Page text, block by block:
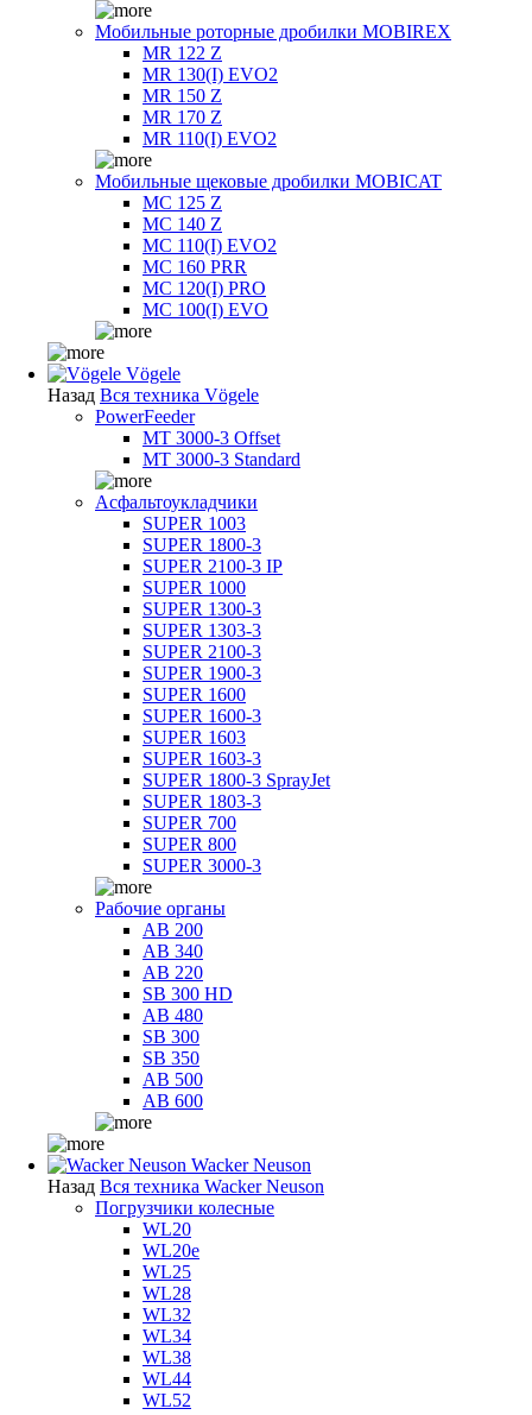
Мобильные роторные дробилки MOBIREX
MR 122 Z
MR 130(I) EVO2
MR 150 Z
MR 170 Z
MR 110(I) EVO2
Мобильные щековые дробилки MOBICAT
MC 125 Z
MC 140 Z
MC 110(I) EVO2
MC 160 PRR
MC 120(I) PRO
MC 100(I) EVO
Vögele
Назад Вся техника Vögele
PowerFeeder
MT 3000-3 Offset
MT 3000-3 Standard
Асфальтоукладчики
SUPER 1003
SUPER 1800-3
SUPER 2100-3 IP
SUPER 1000
SUPER 1300-3
SUPER 1303-3
SUPER 2100-3
SUPER 1900-3
SUPER 1600
SUPER 1600-3
SUPER 1603
SUPER 1603-3
SUPER 1800-3 SprayJet
SUPER 1803-3
SUPER 700
SUPER 800
SUPER 3000-3
Рабочие органы
AB 200
AB 340
AB 220
SB 300 HD
AB 480
SB 300
SB 350
AB 500
AB 600
Wacker Neuson
Назад Вся техника Wacker Neuson
Погрузчики колесные
WL20
WL20e
WL25
WL28
WL32
WL34
WL38
WL44
WL52